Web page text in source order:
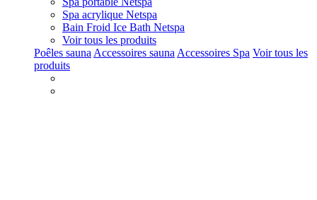
Spa acrylique Netspa
Bain Froid Ice Bath Netspa
Voir tous les produits
Poêles sauna Accessoires sauna Accessoires Spa Voir tous les
produits